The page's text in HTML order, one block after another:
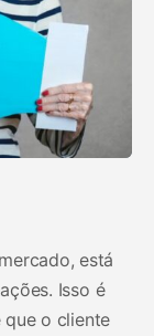
está
Isso é
que o cliente